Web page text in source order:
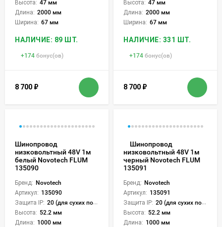
Высота: 47 мм
Длина: 2000 мм
Ширина: 67 мм
НАЛИЧИЕ: 89 ШТ.
+174 бонус(ов)
8 700 ₽
Высота: 47 мм
Длина: 2000 мм
Ширина: 67 мм
НАЛИЧИЕ: 331 ШТ.
+174 бонус(ов)
8 700 ₽
Шинопровод
низковольтный 48V 1м
белый Novotech FLUM
135090
Бренд: Novotech
Артикул: 135090
Защита IP: 20 (для сухих пом.)
Высота: 52.2 мм
Длина: 1000 мм
Шинопровод
низковольтный 48V 1м
черный Novotech FLUM
135091
Бренд: Novotech
Артикул: 135091
Защита IP: 20 (для сухих пом.)
Высота: 52.2 мм
Длина: 1000 мм